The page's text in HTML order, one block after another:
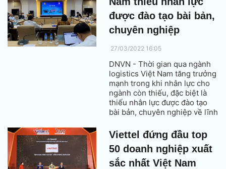
xây dựng chuẩn nghề nghiệp
logistics.
được đào tạo bài bản,
chuyên nghiệp
27/03/2022 16:05
DNVN - Thời gian qua ngành
logistics Việt Nam tăng trưởng
mạnh trong khi nhân lực cho
ngành còn thiếu, đặc biệt là
thiếu nhân lực được đào tạo
bài bản, chuyên nghiệp về lĩnh
Viettel đứng đầu top
50 doanh nghiệp xuất
sắc nhất Việt Nam